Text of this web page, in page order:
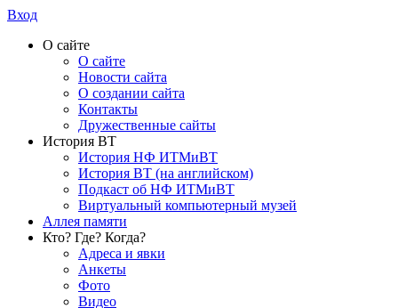
Вход
О сайте
О сайте
Новости сайта
О создании сайта
Контакты
Дружественные сайты
История ВТ
История НФ ИТМиВТ
История ВТ (на английском)
Подкаст об НФ ИТМиВТ
Виртуальный компьютерный музей
Аллея памяти
Кто? Где? Когда?
Адреса и явки
Анкеты
Фото
Видео